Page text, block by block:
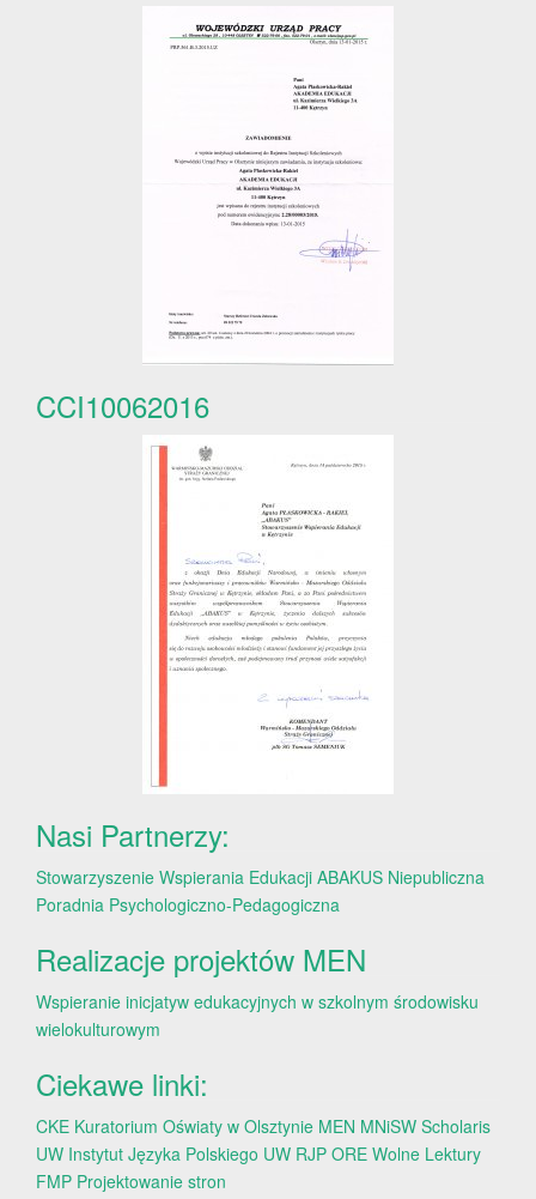
CCI10062016
Nasi Partnerzy:
Stowarzyszenie Wspierania Edukacji ABAKUS Niepubliczna
Poradnia Psychologiczno-Pedagogiczna
Realizacje projektów MEN
Wspieranie inicjatyw edukacyjnych w szkolnym środowisku
wielokulturowym
Ciekawe linki:
CKE Kuratorium Oświaty w Olsztynie MEN MNiSW Scholaris
UW Instytut Języka Polskiego UW RJP ORE Wolne Lektury
FMP Projektowanie stron